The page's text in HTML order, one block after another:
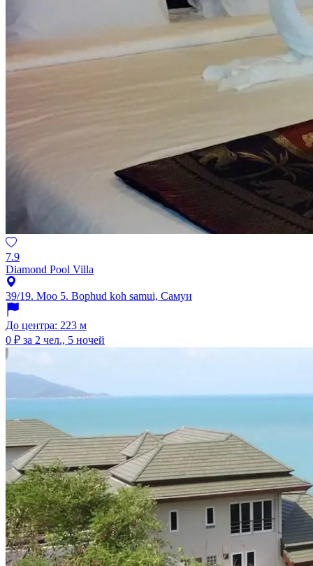
7.9
Diamond Pool Villa
39/19. Moo 5. Bophud koh samui, Самуи
До центра: 223 м
0 ₽ за 2 чел., 5 ночей